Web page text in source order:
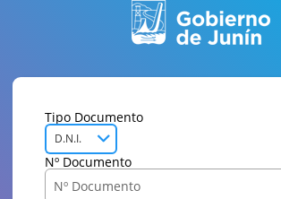
Tipo Documento
D.N.I.
Nº Documento